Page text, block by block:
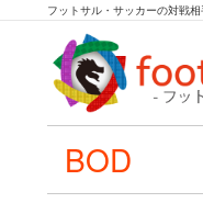
フットサル・サッカーの対戦
BOD